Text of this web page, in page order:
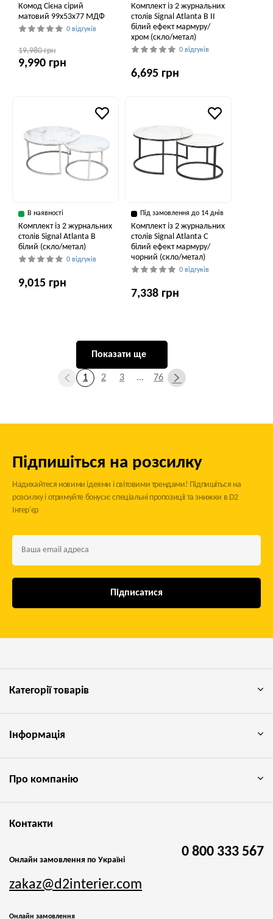
Комод Сієна сірий
матовий 99x53x77 МДФ
0 відгуків
19,980 грн
9,990 грн
Комплект із 2 журнальних
столів Signal Atlanta B II
білий ефект мармуру/
хром (скло/метал)
0 відгуків
6,695 грн
В наявності
Комплект із 2 журнальних
столів Signal Atlanta B
білий (скло/метал)
0 відгуків
9,015 грн
Під замовлення до 14 днів
Комплект із 2 журнальних
столів Signal Atlanta C
білий ефект мармуру/
чорний (скло/метал)
0 відгуків
7,338 грн
Показати ще
1 2 3 ... 76
Підпишіться на розсилку
Надихайтеся новими ідеями і світовими трендами! Підпишіться на
розсилку і отримуйте бонуси: спеціальні пропозиції та знижки в D2
Інтер'єр
Підписатися
Категорії товарів
Інформація
Про компанію
Контакти
Онлайн замовлення по Україні
0 800 333 567
zakaz@d2interier.com
Онлайн замовлення